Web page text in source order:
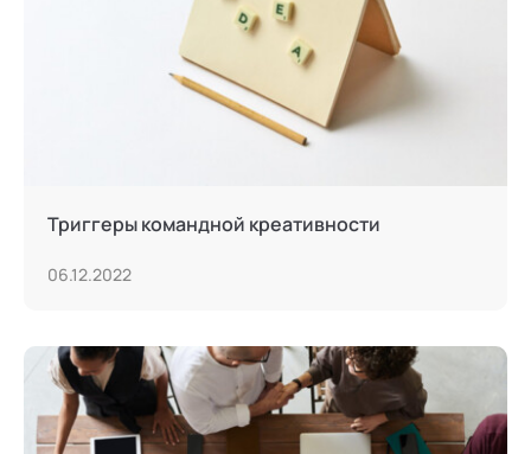
Триггеры командной креативности
06.12.2022